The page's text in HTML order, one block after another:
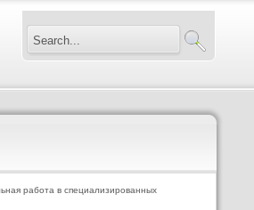
работа в специализированных